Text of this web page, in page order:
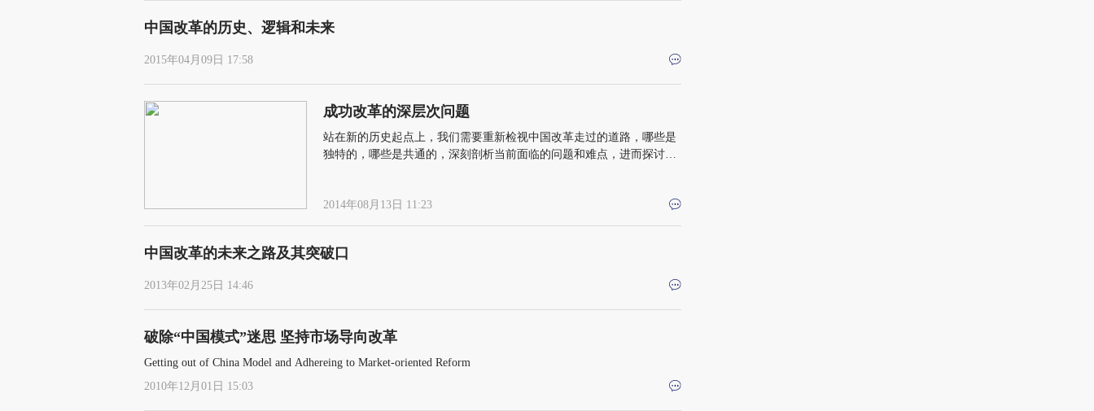
中国改革的历史、逻辑和未来
2015年04月09日 17:58
成功改革的深层次问题
站在新的历史起点上，我们需要重新检视中国改革走过的道路，哪些是
独特的，哪些是共通的，深刻剖析当前面临的问题和难点，进而探讨未
2014年08月13日 11:23
中国改革的未来之路及其突破口
2013年02月25日 14:46
破除“中国模式”迷思 坚持市场导向改革
Getting out of China Model and Adhereing to Market-oriented Reform
2010年12月01日 15:03